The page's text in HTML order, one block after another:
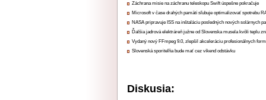
Záchrana misie na záchranu teleskopu Swift úspešne pokračuje
Microsoft v čase drahých pamätí sľubuje optimalizovať spotrebu
NASA pripravuje ISS na inštaláciu posledných nových solárnych
Ďalšia jadrová elektráreň južne od Slovenska musela kvôli teplu
Vydaný nový FFmpeg 9.0, zlepšil akceleráciu profesionálnych
Slovenská sporiteľňa bude mať cez víkend odstávku
Diskusia: